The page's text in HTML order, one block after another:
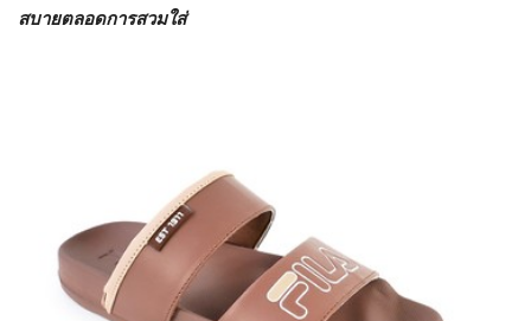
สบายตลอดการสวมใส่